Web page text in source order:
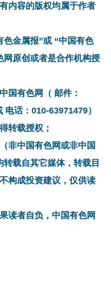
内容的版权均属于作者
色金属报”或 “中国有色
网原创或者是合作机构授
国有色网（ 邮件：
话：010-63971479）
转载授权；
非中国有色网或非中国
载自其它媒体，转载目
构成投资建议，仅供读
读者自负，中国有色网